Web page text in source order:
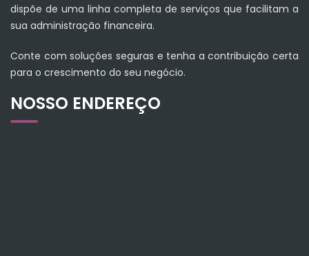
dispõe de uma linha completa de serviços que facilitam a
sua administração financeira.
Conte com soluções seguras e tenha a contribuição certa
para o crescimento do seu negócio.
NOSSO ENDEREÇO